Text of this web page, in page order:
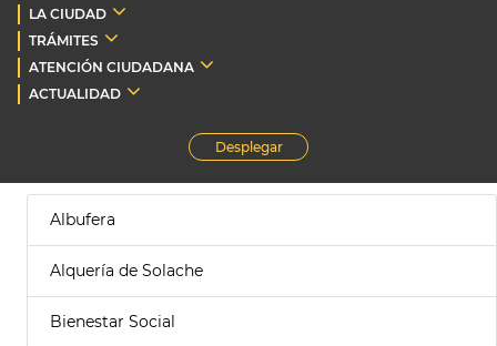
LA CIUDAD
TRÁMITES
ATENCIÓN CIUDADANA
ACTUALIDAD
Desplegar
Albufera
Alquería de Solache
Bienestar Social